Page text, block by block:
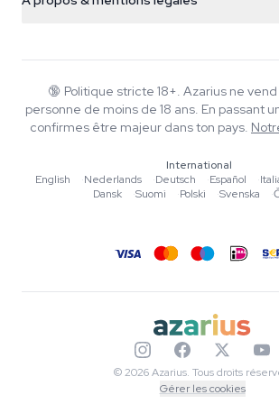
+31(0)204897914
Politique de retour
Politique de confidentialité
Wiki
Musique
Normes éditoriales
Outils & Calculateurs
🔞 Politique stricte 18+. Azarius ne
personne de moins de 18 ans. En passant
confirmes être majeur dans ton pays.
International
English
·Nederlands ·Deutsch ·Español ·
Dansk
·Suomi ·Polski ·Svenska ·
© 2026 Azarius. Tous droits
Gérer les cookies